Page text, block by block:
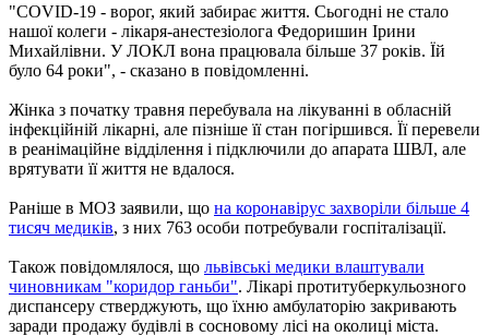
"COVID-19 - ворог, який забирає життя. Сьогодні не стало
нашої колеги - лікаря-анестезіолога Федоришин Ірини
Михайлівни. У ЛОКЛ вона працювала більше 37 років. Їй
було 64 роки", - сказано в повідомленні.
Жінка з початку травня перебувала на лікуванні в обласній
інфекційній лікарні, але пізніше її стан погіршився. Її перевели
в реанімаційне відділення і підключили до апарата ШВЛ, але
врятувати її життя не вдалося.
Раніше в МОЗ заявили, що на коронавірус захворіли більше 4
тисяч медиків, з них 763 особи потребували госпіталізації.
Також повідомлялося, що львівські медики влаштували
чиновникам "коридор ганьби". Лікарі протитуберкульозного
диспансеру стверджують, що їхню амбулаторію закривають
заради продажу будівлі в сосновому лісі на околиці міста.